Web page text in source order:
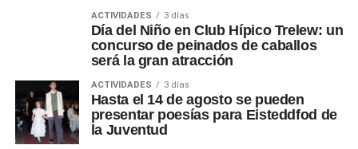
ACTIVIDADES 3 días
Día del Niño en Club Hípico Trelew: un
concurso de peinados de caballos
será la gran atracción
ACTIVIDADES 3 días
Hasta el 14 de agosto se pueden
presentar poesías para Eisteddfod de
la Juventud